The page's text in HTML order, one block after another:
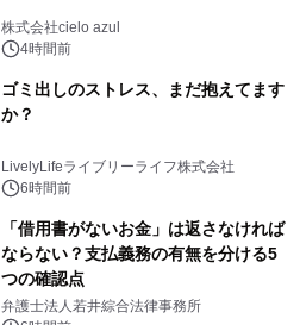
株式会社cielo azul
4時間前
ゴミ出しのストレス、まだ抱えてます
か？
LivelyLifeライブリーライフ株式会社
6時間前
「借用書がないお金」は返さなければ
ならない？支払義務の有無を分ける5
つの確認点
弁護士法人若井綜合法律事務所